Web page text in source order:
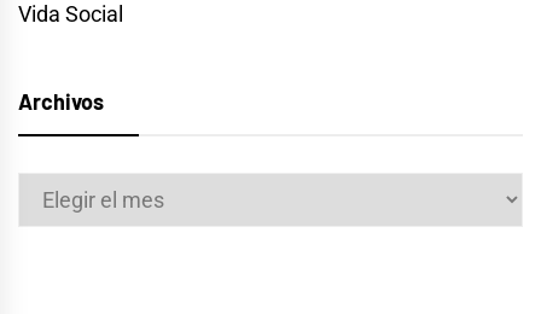
Vida Social
Archivos
Archivos